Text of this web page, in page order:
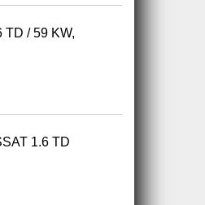
TD / 59 KW,
1.6 TD